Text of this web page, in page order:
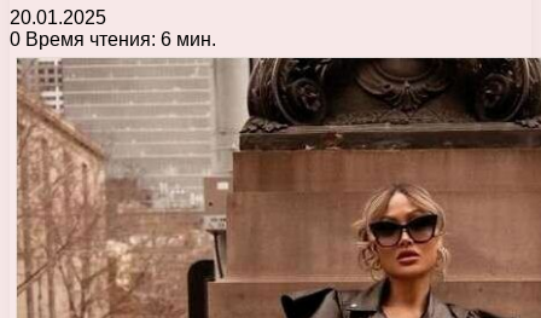
20.01.2025
0 Время чтения: 6 мин.